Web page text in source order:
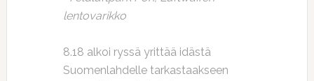
lentovarikko
8.18 alkoi ryssä yrittää idästä
Suomenlahdelle tarkastaakseen